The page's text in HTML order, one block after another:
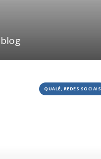
QUALÉ, REDES SOCIAIS